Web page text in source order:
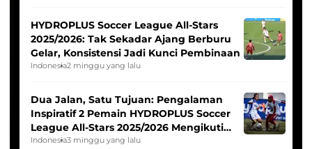
HYDROPLUS Soccer League All-Stars
2025/2026: Tak Sekadar Ajang Berburu
Gelar, Konsistensi Jadi Kunci Pembinaan
Indonesia2 minggu yang lalu
Dua Jalan, Satu Tujuan: Pengalaman
Inspiratif 2 Pemain HYDROPLUS Soccer
League All-Stars 2025/2026 Mengikuti
Seleksi Timnas Indonesia Putri
Indonesia3 minggu yang lalu